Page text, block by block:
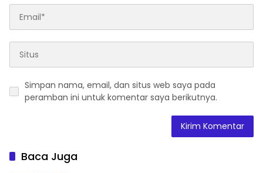
Simpan nama, email, dan situs web saya pada
peramban ini untuk komentar saya berikutnya.
Baca Juga